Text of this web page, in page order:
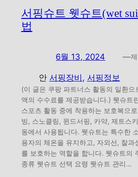
서핑슈트 웻슈트(wet
법
6월 13, 2024 —
안 서핑장비, 서핑정보
(이 글은 쿠팡 파트너스 활동의 일환으
액의 수수료를 제공받습니다.) 웻슈트
스포츠 활동 중에 착용하는 보호복으
빙, 스노클링, 윈드서핑, 카약, 제트스
동에서 사용됩니다. 웻슈트는 특수한
용자의 체온을 유지하고, 자외선, 찰과
를 보호하는 역할을 합니다. 웻슈트의
종류 웻슈트 선택 요령 웻슈트 관리…